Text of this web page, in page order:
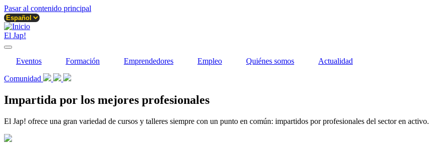
Pasar al contenido principal
El Jap!
Eventos Formación Emprendedores Empleo Quiénes somos Actualidad
Comunidad
Impartida por los mejores profesionales
El Jap! ofrece una gran variedad de cursos y talleres siempre con un punto en común: impartidos por profesionales del sector en activo.